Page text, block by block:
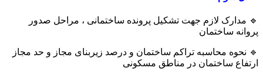
🔹 مدارک لازم جهت تشکیل پرونده ساختمانی ، مراحل صدور
پروانه ساختمان
🔹 نحوه محاسبه تراکم ساختمان و درصد زیربنای مجاز و حد مجاز
ارتفاع ساختمان در مناطق مسکونی